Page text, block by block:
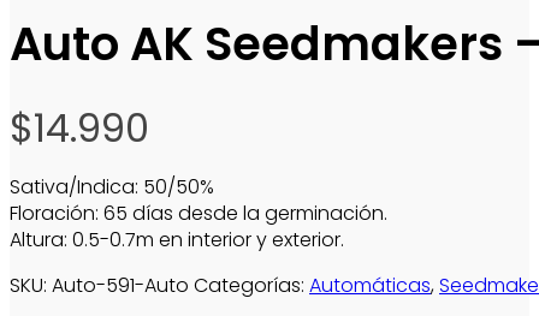
Auto AK Seedmakers
$14.990
Sativa/Indica: 50/50%
Floración: 65 días desde la germinación.
Altura: 0.5-0.7m en interior y exterior.
SKU: Auto-591-Auto Categorías: Automáticas,